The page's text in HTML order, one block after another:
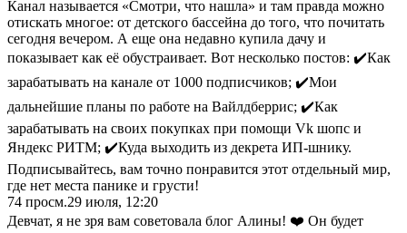
Канал называется «Смотри, что нашла» и там правда можно
отискать многое: от детского бассейна до того, что почитать
сегодня вечером. А еще она недавно купила дачу и
показывает как её обустраивает. Вот несколько постов: ✔️Как
зарабатывать на канале от 1000 подписчиков; ✔️Мои
дальнейшие планы по работе на Вайлдберрис; ✔️Как
зарабатывать на своих покупках при помощи Vk шопс и
Яндекс РИТМ; ✔️Куда выходить из декрета ИП-шнику.
Подписывайтесь, вам точно понравится этот отдельный мир,
где нет места панике и грусти!
74 просм.29 июля, 12:20
Девчат, я не зря вам советовала блог Алины! ❤️ Он будет